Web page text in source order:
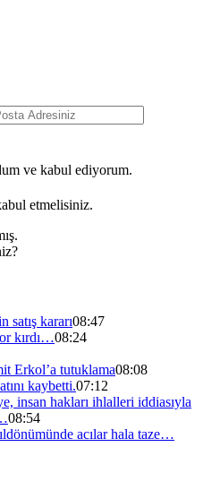
ve kabul ediyorum.
etmelisiniz.
kararı08:47
kırdı…08:24
Erkol’a tutuklama08:08
kaybetti.07:12
insan hakları ihlalleri iddiasıyla
08:54
acılar hala taze…